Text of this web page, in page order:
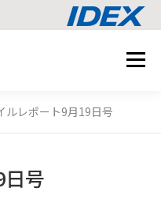
メニ
ーション
ルレポート9月19日号
日号